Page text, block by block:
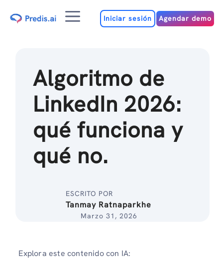
MenúIniciar sesión Agendar demo
Algoritmo de
LinkedIn 2026:
qué funciona y
qué no.
ESCRITO POR
Tanmay Ratnaparkhe
Marzo 31, 2026
Explora este contenido con IA: